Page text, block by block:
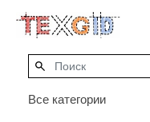
Все категории